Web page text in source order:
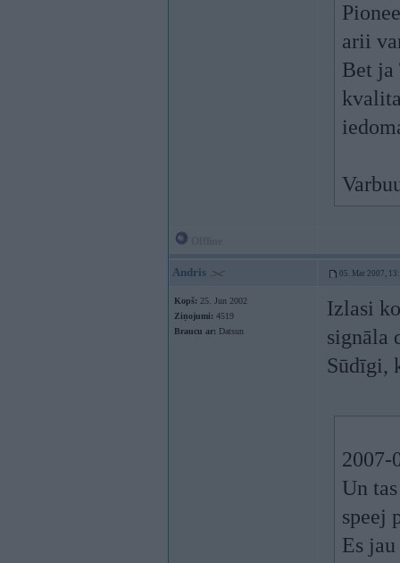
arii
Bet ja
Andris 05. Mar 2007,
Kopš: 25. Jun 2002
Ziņojumi: 4519
Braucu ar: Datsun
Izlasi
signāla
Sūdīgi,
2007-
Un
speej
Es